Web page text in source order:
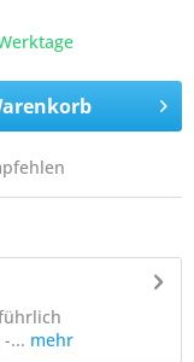
... mehr